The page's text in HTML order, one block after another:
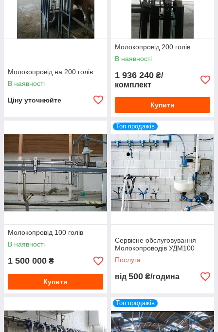
Молокопровід на 200 голів
В наявності
Ціну уточнюйте
Молокопровід 200 голів
В наявності
1 936 240 ₴/
комплект
Купити
Молокопровід 100 голів
В наявності
1 500 000 ₴
Купити
Топ продажів
Сервісне обслуговування
Молокопроводів УДМ100
Послуга
від 500 ₴/година
Топ продажів